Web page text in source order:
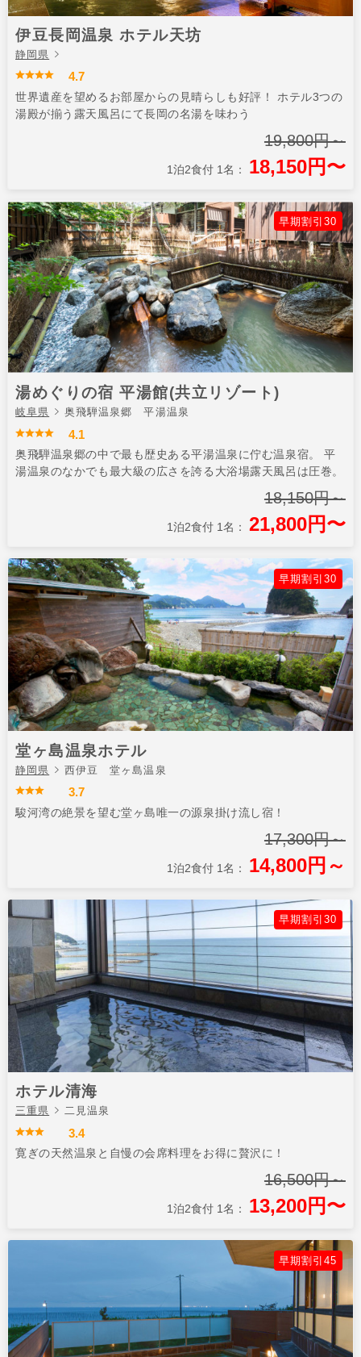
伊豆長岡温泉 ホテル天坊
静岡県
4.7
世界遺産を望めるお部屋からの見晴らしも好評！ ホテル3つの
湯殿が揃う露天風呂にて長岡の名湯を味わう
19,800円～
1泊2食付 1名： 18,150円〜
早期割引30
湯めぐりの宿 平湯館(共立リゾート)
岐阜県 奥飛騨温泉郷 平湯温泉
4.1
奥飛騨温泉郷の中で最も歴史ある平湯温泉に佇む温泉宿。 平
湯温泉のなかでも最大級の広さを誇る大浴場露天風呂は圧巻。
18,150円～
1泊2食付 1名： 21,800円〜
早期割引30
堂ヶ島温泉ホテル
静岡県 西伊豆 堂ヶ島温泉
3.7
駿河湾の絶景を望む堂ヶ島唯一の源泉掛け流し宿！
17,300円～
1泊2食付 1名： 14,800円～
早期割引30
ホテル清海
三重県 二見温泉
3.4
寛ぎの天然温泉と自慢の会席料理をお得に贅沢に！
16,500円～
1泊2食付 1名： 13,200円〜
早期割引45